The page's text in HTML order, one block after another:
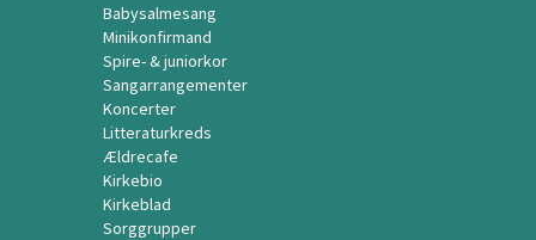
Babysalmesang
Minikonfirmand
Spire- & juniorkor
Sangarrangementer
Koncerter
Litteraturkreds
Ældrecafe
Kirkebio
Kirkeblad
Sorggrupper